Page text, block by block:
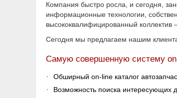
Компания быстро росла, и сегодня,
информационные технологии,
высококвалифицированный
Сегодня мы предлагаем нашим
Самую совершенную систему on-
Обширный on-line каталог
Возможность поиска интересующих